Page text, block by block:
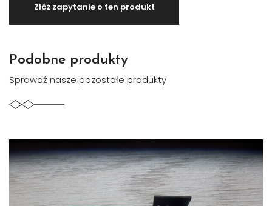
Podobne produkty
Sprawdź nasze pozostałe produkty